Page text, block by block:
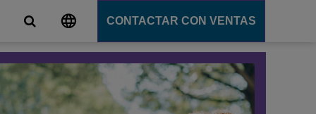
CONTACTAR CON VENTAS